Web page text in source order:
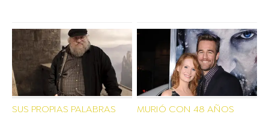
SUS PROPIAS PALABRAS MURIÓ CON 48 AÑOS